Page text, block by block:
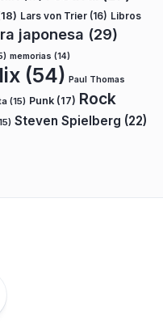
Lars von Trier (16) Libros
japonesa (29)
memorias (14)
(54) Paul Thomas
(15) Punk (17) Rock
Steven Spielberg (22)